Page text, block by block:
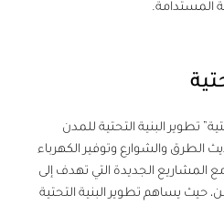
البنية التحتية للمدن
والشوارع وتوفير الكهرباء
الجديدة التي تهدف إلى
يساهم تطوير البنية التحتية